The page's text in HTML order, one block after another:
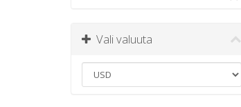
Vali valuuta